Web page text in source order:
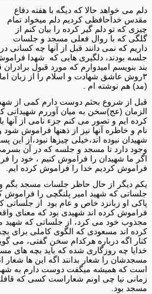
دلم می خواهد حالا که دیگه با هفته دفاع
مقدس خداحافظی کردیم دلم میخواد تمام
چیزی که تو دلم گیر کرده را بیان کنم از
گلگی که با روال فعلی مسجد و جلسات
داریم که نمی دانند قبل از آنها چه کسانی در
جلسه بودند، دلگیری هایی که شهدا
بند بنویسم امیدوارم که مورد قبول
۳روش عاشق شهادت و اسلام را از زبان
(مد) هم نوشته ام .
قبل از شروع بحثم دوست دارم کمی از
الزمان (عج)سخن به میان آوررم شهیدانی
کرده ایم و تصور می کنم جزء نامی از آنها
نام و خاطره آنها نیز از ذهنها فراموش
شهیدان نبوده اند،خیلی چیزها نبود،از این
وجود دارد تا مسجد و جلسه که در آن
اگر ما شهیدان را فراموش کنیم ، خود را
فراموش کردیم خدا را فراموش کرده ایم.
یکم دیگر از حال حاظر جلسات مسجد بگم
جلساتی که شهید امیر پلنگچی را فراموش
پاکی او زبانزد خاص و عام بود از
فراموش کرده اند شهیدی بود که معنای
مجذوب خود می کرد، از جلساتی که شهید
کرده اند مسعودی که الگوی کاملی برای
کنار اگه درباره هرکدام سخن گفتی، می
خدایا چه روزگاری شده که باید بچه های
مسجدشان را شعار بدانند اگه این ها
است که همیشه میگفت دوست دارم به
زمانی نیا چی اونم شعاراست کسی که
مسجد بود.